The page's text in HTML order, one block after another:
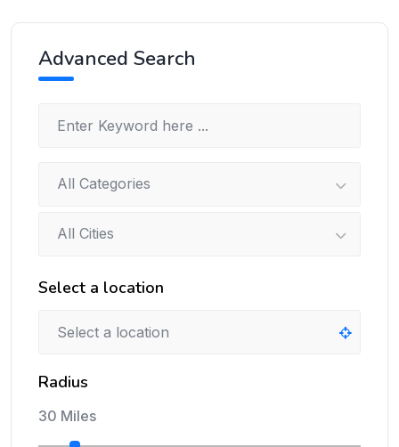
Advanced Search
All Categories
All Cities
Select a location
Radius
30 Miles